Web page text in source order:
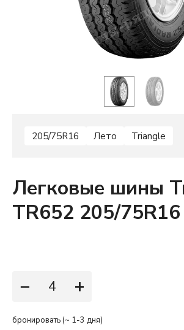
205/75R16 Лето Triangle
Легковые шины
TR652 205/75R16
− +
бронировать (~ 1-3 дня)